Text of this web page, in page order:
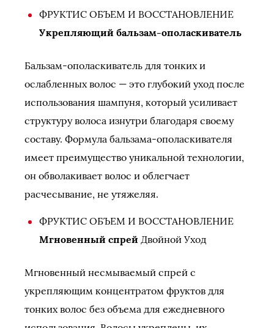
ФРУКТИС ОБЪЕМ И ВОССТАНОВЛЕНИЕ
Укрепляющий бальзам-ополаскиватель
Бальзам-ополаскиватель для тонких и
ослабленных волос — это глубокий уход после
использования шампуня, который усиливает
структуру волоса изнутри благодаря своему
составу. Формула бальзама-ополаскивателя
имеет преимущество уникальной технологии,
он обволакивает волос и облегчает
расчесывание, не утяжеляя.
ФРУКТИС ОБЪЕМ И ВОССТАНОВЛЕНИЕ
Мгновенный спрей Двойной Уход
Мгновенный несмываемый спрей с
укрепляющим концентратом фруктов для
тонких волос без объема для ежедневного